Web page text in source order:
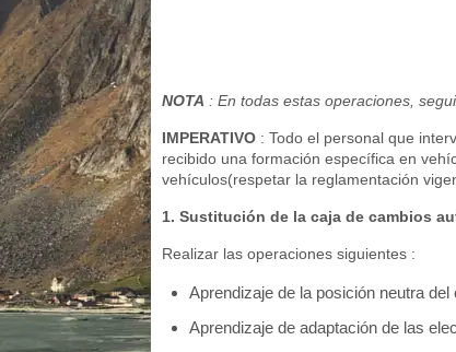
NOTA : En todas estas operaciones,
IMPERATIVO : Todo el personal que
recibido una formación específica en
vehículos(respetar la reglamentación
1. Sustitución de la caja de cambios
Realizar las operaciones siguientes :
Aprendizaje de la posición neutra
Aprendizaje de adaptación de las